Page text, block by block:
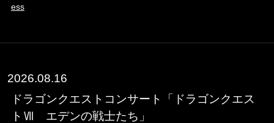
ess
2026.08.16
ドラゴンクエストコンサート「ドラゴンクエス
トⅦ エデンの戦士たち」